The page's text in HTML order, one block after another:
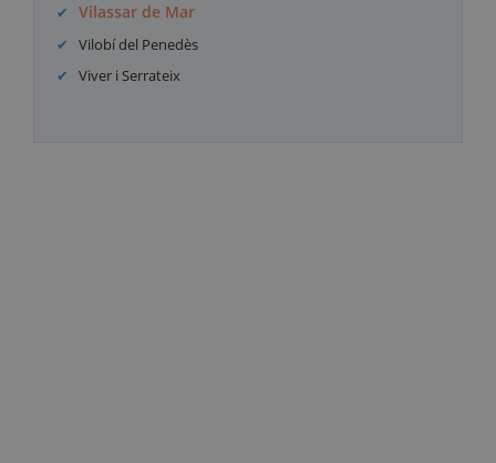
Vilassar de Mar
Vilobí del Penedès
Viver i Serrateix